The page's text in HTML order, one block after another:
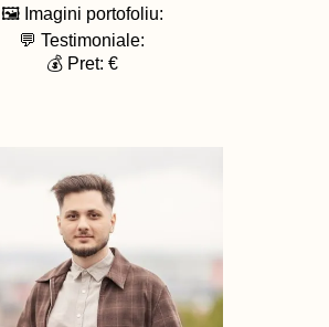
🖼️ Imagini portofoliu:
💬 Testimoniale:
💰 Pret: €